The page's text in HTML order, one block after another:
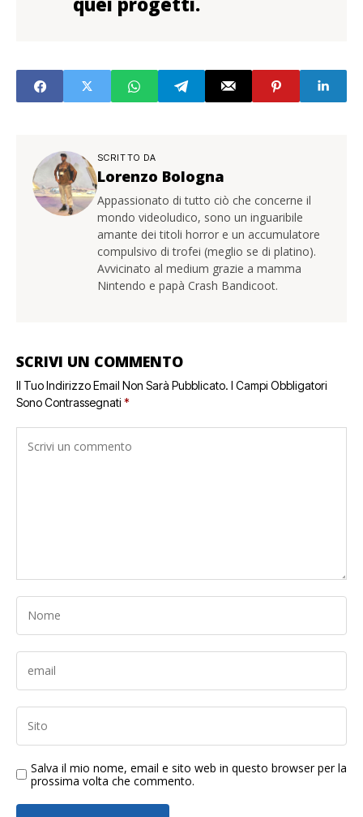
SCRITTO DA
Lorenzo Bologna
Appassionato di tutto ciò che concerne il
mondo videoludico, sono un inguaribile
amante dei titoli horror e un accumulatore
compulsivo di trofei (meglio se di platino).
Avvicinato al medium grazie a mamma
Nintendo e papà Crash Bandicoot.
SCRIVI UN COMMENTO
Il Tuo Indirizzo Email Non Sarà Pubblicato. I Campi Obbligatori
Sono Contrassegnati *
Salva il mio nome, email e sito web in questo browser per la
prossima volta che commento.